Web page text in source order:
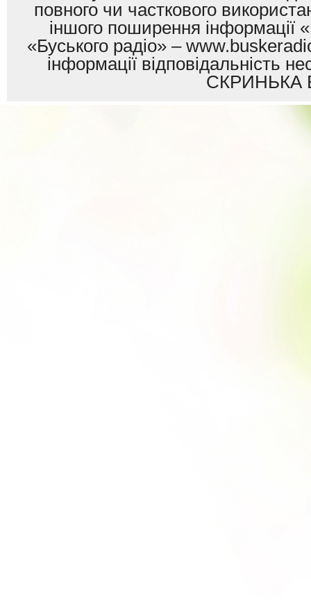
повного чи часткового
іншого поширення інформації
«Буського радіо» –
інформації
СКРИНЬКА